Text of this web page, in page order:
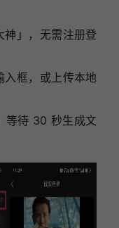
神」，无需注册登
入框，或上传本地
等待 30 秒生成文